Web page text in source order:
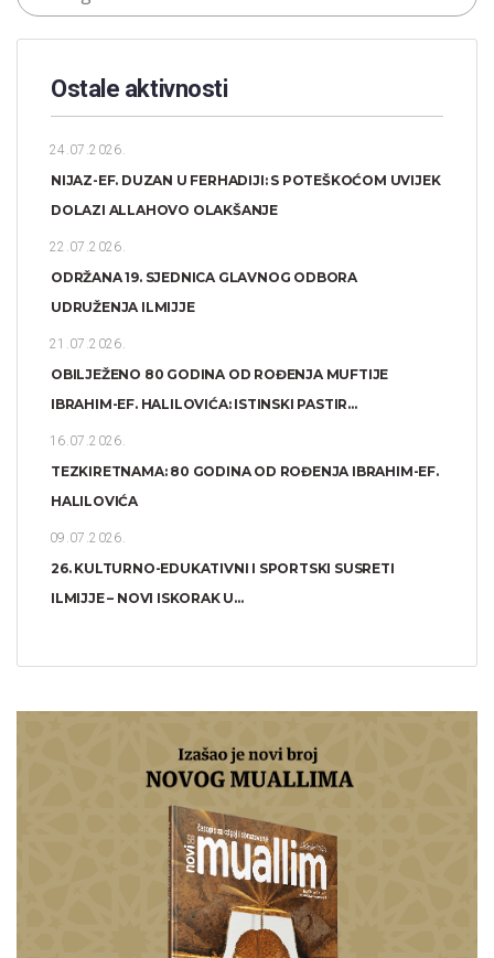
Ostale aktivnosti
24.07.2026.
NIJAZ-EF. DUZAN U FERHADIJI: S POTEŠKOĆOM UVIJEK
DOLAZI ALLAHOVO OLAKŠANJE
22.07.2026.
ODRŽANA 19. SJEDNICA GLAVNOG ODBORA
UDRUŽENJA ILMIJJE
21.07.2026.
OBILJEŽENO 80 GODINA OD ROĐENJA MUFTIJE
IBRAHIM-EF. HALILOVIĆA: ISTINSKI PASTIR...
16.07.2026.
TEZKIRETNAMA: 80 GODINA OD ROĐENJA IBRAHIM-EF.
HALILOVIĆA
09.07.2026.
26. KULTURNO-EDUKATIVNI I SPORTSKI SUSRETI
ILMIJJE – NOVI ISKORAK U...